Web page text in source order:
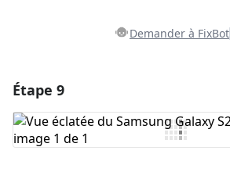
Demander à FixBot
Ajouter un commentaire
Étape 9